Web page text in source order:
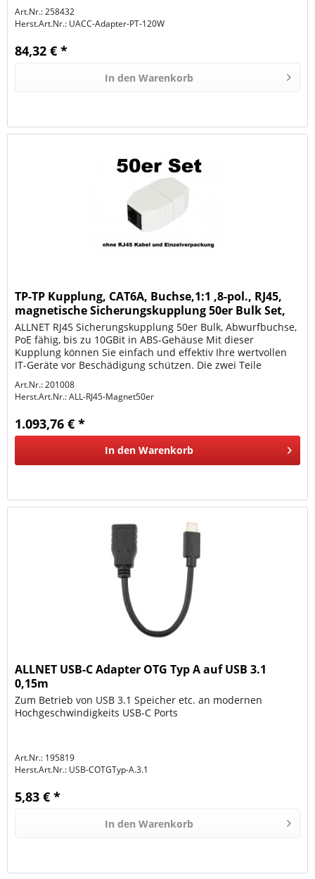
Art.Nr.: 258432
Herst.Art.Nr.: UACC-Adapter-PT-120W
84,32 € *
In den Warenkorb
TP-TP Kupplung, CAT6A, Buchse,1:1 ,8-pol., RJ45,
magnetische Sicherungskupplung 50er Bulk Set,
Abwur
ALLNET RJ45 Sicherungskupplung 50er Bulk, Abwurfbuchse,
PoE fähig, bis zu 10GBit in ABS-Gehäuse Mit dieser
Kupplung können Sie einfach und effektiv Ihre wertvollen
IT-Geräte vor Beschädigung schützen. Die zwei Teile
Art.Nr.: 201008
Herst.Art.Nr.:ALL-RJ45-Magnet50er
1.093,76 € *
In den Warenkorb
ALLNET USB-C Adapter OTG Typ A auf USB 3.1
0,15m
Zum Betrieb von USB 3.1 Speicher etc. an modernen
Hochgeschwindigkeits USB-C Ports
Art.Nr.: 195819
Herst.Art.Nr.: USB-COTGTyp-A.3.1
5,83 € *
In den Warenkorb